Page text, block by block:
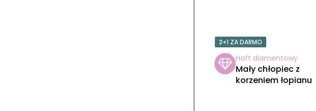
2+1 ZA DARMO
Haft diamentowy
Mały chłopiec z
korzeniem łopianu